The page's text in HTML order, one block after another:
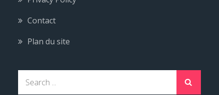
Contact
Plan du site